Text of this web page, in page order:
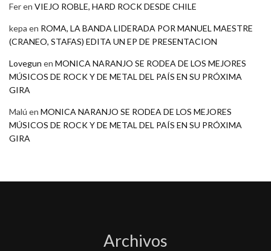
Feren VIEJO ROBLE, HARD ROCK DESDE CHILE
kepa en ROMA, LA BANDA LIDERADA POR MANUEL MAESTRE
(CRANEO, STAFAS) EDITA UN EP DE PRESENTACION
Lovegun en MONICA NARANJO SE RODEA DE LOS MEJORES
MÚSICOS DE ROCK Y DE METAL DEL PAÍS EN SU PRÓXIMA
GIRA
Malú en MONICA NARANJO SE RODEA DE LOS MEJORES
MÚSICOS DE ROCK Y DE METAL DEL PAÍS EN SU PRÓXIMA
GIRA
Archivos